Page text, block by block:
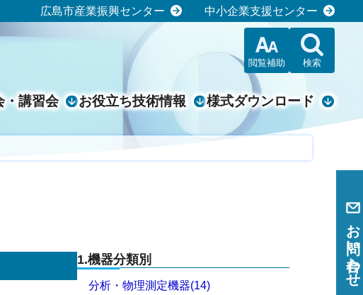
広島市産業振興センター 中小企業支援センター
閲覧補助 検索
講習会 お役立ち技術情報 様式ダウンロード
お問い合わせ
1.機器分類別
分析・物理測定機器(14)